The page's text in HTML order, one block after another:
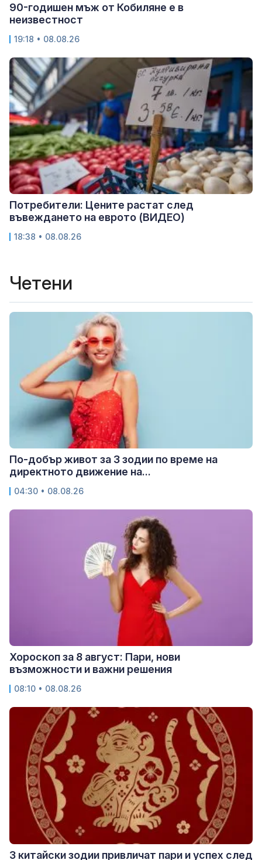
90-годишен мъж от Кобиляне е в
неизвестност
19:18 • 08.08.26
Потребители: Цените растат след
въвеждането на еврото (ВИДЕО)
18:38 • 08.08.26
Четени
По-добър живот за 3 зодии по време на
директното движение на...
04:30 • 08.08.26
Хороскоп за 8 август: Пари, нови
възможности и важни решения
08:10 • 08.08.26
3 китайски зодии привличат пари и успех след